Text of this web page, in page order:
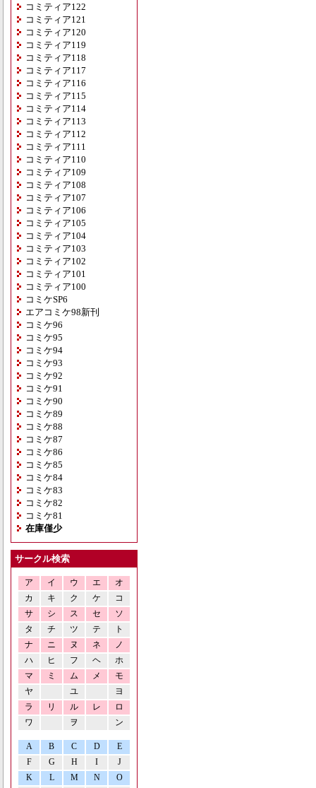
コミティア122
コミティア121
コミティア120
コミティア119
コミティア118
コミティア117
コミティア116
コミティア115
コミティア114
コミティア113
コミティア112
コミティア111
コミティア110
コミティア109
コミティア108
コミティア107
コミティア106
コミティア105
コミティア104
コミティア103
コミティア102
コミティア101
コミティア100
コミケSP6
エアコミケ98新刊
コミケ96
コミケ95
コミケ94
コミケ93
コミケ92
コミケ91
コミケ90
コミケ89
コミケ88
コミケ87
コミケ86
コミケ85
コミケ84
コミケ83
コミケ82
コミケ81
在庫僅少
サークル検索
ア イ ウ エ
オ
カ
キ ク ケ
コ
サ
シ ス セ
ソ
タ
チ ツ テ
ト
ナ
ニ ヌ ネ
ノ
ハ
ヒ フ ヘ
ホ
マ
ミ ム メ
モ
ヤ
ユ
ヨ
ラ
リ ル レ
ロ
ワ
ヲ ン
A B C D
E
F
G H I
J
K
L M N O